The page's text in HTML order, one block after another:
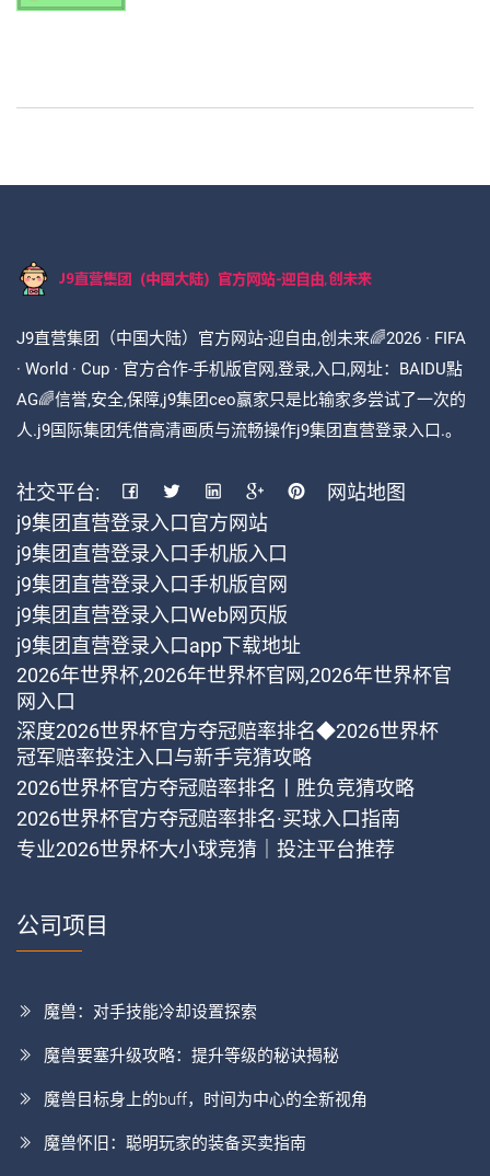
J9直营集团（中国大陆）官方网站-迎自由,创未来🌈2026 · FIFA
· World · Cup · 官方合作-手机版官网,登录,入口,网址：BAIDU點
AG🌈信誉,安全,保障,j9集团ceo赢家只是比输家多尝试了一次的
人.j9国际集团凭借高清画质与流畅操作j9集团直营登录入口.。
社交平台:
网站地图
j9集团直营登录入口官方网站
j9集团直营登录入口手机版入口
j9集团直营登录入口手机版官网
j9集团直营登录入口Web网页版
j9集团直营登录入口app下载地址
2026年世界杯,2026年世界杯官网,2026年世界杯官
网入口
深度2026世界杯官方夺冠赔率排名◆2026世界杯
冠军赔率投注入口与新手竞猜攻略
2026世界杯官方夺冠赔率排名丨胜负竞猜攻略
2026世界杯官方夺冠赔率排名·买球入口指南
专业2026世界杯大小球竞猜｜投注平台推荐
公司项目
魔兽：对手技能冷却设置探索
魔兽要塞升级攻略：提升等级的秘诀揭秘
魔兽目标身上的buff，时间为中心的全新视角
魔兽怀旧：聪明玩家的装备买卖指南